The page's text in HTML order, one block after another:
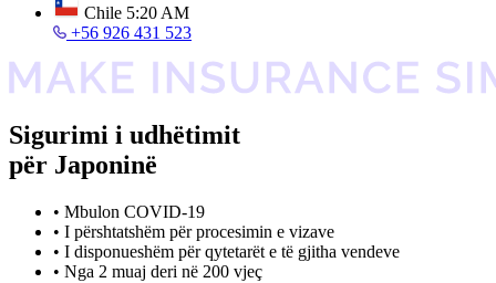
Chile 5:20 AM
+56 926 431 523
Sigurimi i udhëtimit
për Japoninë
• Mbulon COVID-19
• I përshtatshëm për procesimin e vizave
• I disponueshëm për qytetarët e të gjitha vendeve
• Nga 2 muaj deri në 200 vjeç